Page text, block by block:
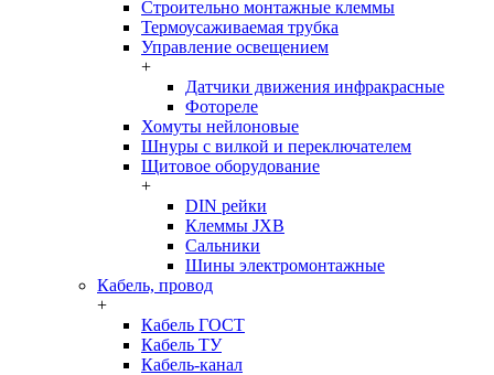
Строительно монтажные клеммы
Термоусаживаемая трубка
Управление освещением
+
Датчики движения инфракрасные
Фотореле
Хомуты нейлоновые
Шнуры с вилкой и переключателем
Щитовое оборудование
+
DIN рейки
Клеммы JXB
Сальники
Шины электромонтажные
Кабель, провод
+
Кабель ГОСТ
Кабель ТУ
Кабель-канал